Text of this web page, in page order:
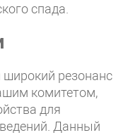
спада.
резонанс
комитетом,
для
Данный